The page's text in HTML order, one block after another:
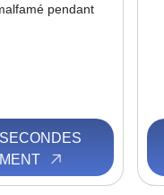
pendant